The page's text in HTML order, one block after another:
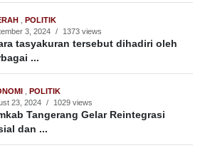
POLITIK
3, 2024 / 1373 views
tasyakuran tersebut dihadiri oleh
...
POLITIK
23, 2024 / 1029 views
Tangerang Gelar Reintegrasi
dan ...